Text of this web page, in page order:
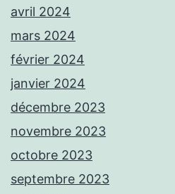
avril 2024
mars 2024
février 2024
janvier 2024
décembre 2023
novembre 2023
octobre 2023
septembre 2023